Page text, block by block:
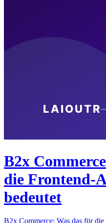
B2x
die Frontend-
bedeutet
B2x Commerce: Was das für